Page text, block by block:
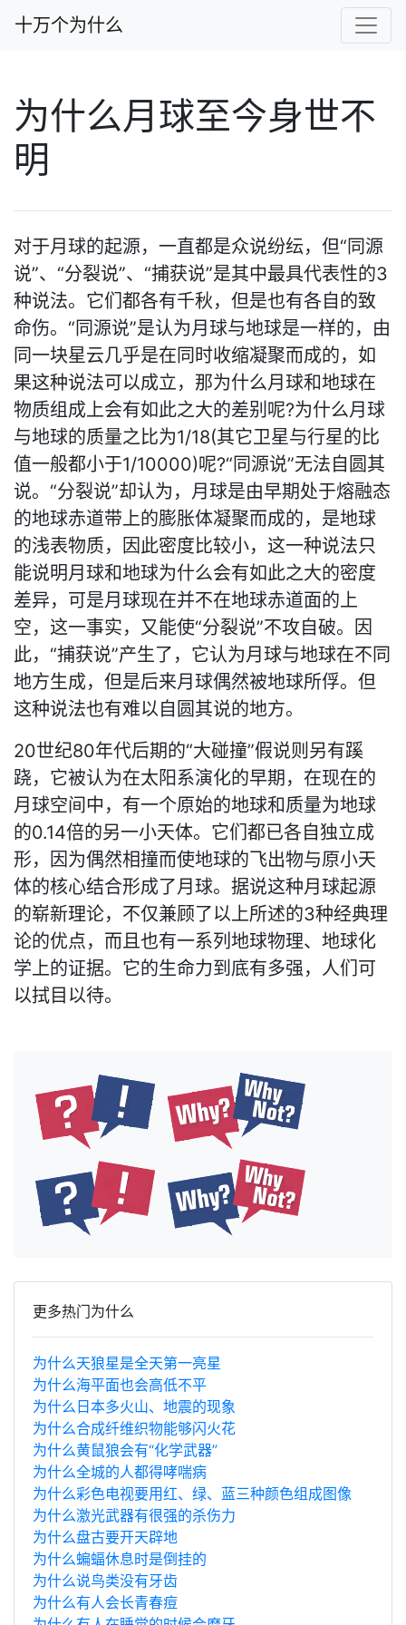
十万个为什么
为什么月球至今身世不
明
对于月球的起源，一直都是众说纷纭，但“同源
说”、“分裂说”、“捕获说”是其中最具代表性的3
种说法。它们都各有千秋，但是也有各自的致
命伤。“同源说”是认为月球与地球是一样的，由
同一块星云几乎是在同时收缩凝聚而成的，如
果这种说法可以成立，那为什么月球和地球在
物质组成上会有如此之大的差别呢?为什么月球
与地球的质量之比为1/18(其它卫星与行星的比
值一般都小于1/10000)呢?“同源说”无法自圆其
说。“分裂说”却认为，月球是由早期处于熔融态
的地球赤道带上的膨胀体凝聚而成的，是地球
的浅表物质，因此密度比较小，这一种说法只
能说明月球和地球为什么会有如此之大的密度
差异，可是月球现在并不在地球赤道面的上
空，这一事实，又能使“分裂说”不攻自破。因
此，“捕获说”产生了，它认为月球与地球在不同
地方生成，但是后来月球偶然被地球所俘。但
这种说法也有难以自圆其说的地方。
20世纪80年代后期的“大碰撞”假说则另有蹊
跷，它被认为在太阳系演化的早期，在现在的
月球空间中，有一个原始的地球和质量为地球
的0.14倍的另一小天体。它们都已各自独立成
形，因为偶然相撞而使地球的飞出物与原小天
体的核心结合形成了月球。据说这种月球起源
的崭新理论，不仅兼顾了以上所述的3种经典理
论的优点，而且也有一系列地球物理、地球化
学上的证据。它的生命力到底有多强，人们可
以拭目以待。
更多热门为什么
为什么天狼星是全天第一亮星
为什么海平面也会高低不平
为什么日本多火山、地震的现象
为什么合成纤维织物能够闪火花
为什么黄鼠狼会有“化学武器”
为什么全城的人都得哮喘病
为什么彩色电视要用红、绿、蓝三种颜色组成图像
为什么激光武器有很强的杀伤力
为什么盘古要开天辟地
为什么蝙蝠休息时是倒挂的
为什么说鸟类没有牙齿
为什么有人会长青春痘